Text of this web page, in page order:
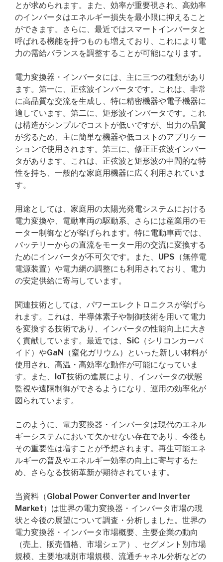
とが求められます。また、効率が重要視され、高効率
のインバータはエネルギー損失を最小限に抑えること
ができます。さらに、最近ではスマートインバータと
呼ばれる機能を持つものも増えており、これにより電
力の需給バランスを調整することが可能になります。
電力変換器・インバータには、主に三つの種類があり
ます。第一に、正弦波インバータです。これは、非常
に高品質な交流を生成し、特に精密機器や電子機器に
適しています。第二に、矩形波インバータです。これ
は構造がシンプルでコストが低いですが、出力の品質
が劣るため、主に簡単な機器や低コストのアプリケー
ションで使用されます。第三に、修正正弦波インバー
タがあります。これは、正弦波と矩形波の中間的な特
性を持ち、一般的な家庭用機器に広く利用されていま
す。
用途としては、家庭用の太陽光発電システムにおける
電力変換や、電動車両の駆動系、さらには産業用のモ
ーター制御などが挙げられます。特に電動車両では、
バッテリーからの直流をモーター用の交流に変換する
ためにインバータが不可欠です。また、UPS（無停電
電源装置）や電力網の調整にも利用されており、電力
の安定供給に寄与しています。
関連技術としては、パワーエレクトロニクスが挙げら
れます。これは、半導体素子や制御技術を用いて電力
を変換する技術であり、インバータの性能向上に大き
く貢献しています。最近では、SiC（シリコンカーバ
イド）やGaN（窒化ガリウム）といった新しい材料が
使用され、高温・高効率な動作が可能になっていま
す。また、IoT技術の進展により、インバータの状態
監視や遠隔制御ができるようになり、運用の効率化が
図られています。
このように、電力変換器・インバータは現代のエネル
ギーシステムにおいて欠かせない存在であり、今後も
その重要性は増すことが予想されます。再生可能エネ
ルギーの普及やエネルギー効率の向上に寄与するた
め、さらなる技術革新が期待されています。
当資料（Global Power Converter and Inverter
Market）は世界の電力変換器・インバータ市場の現
状と今後の展望について調査・分析しました。世界の
電力変換器・インバータ市場概要、主要企業の動向
（売上、販売価格、市場シェア）、セグメント別市場
規模、主要地域別市場規模、流通チャネル分析などの